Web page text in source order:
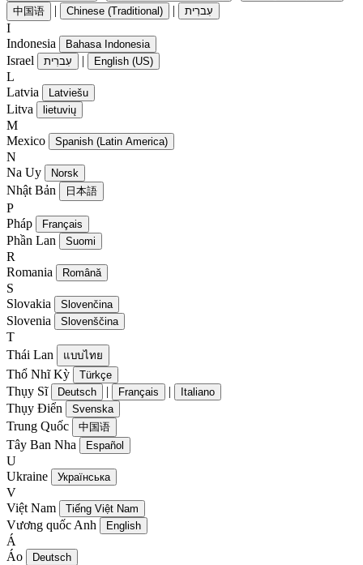
中国语 | Chinese (Traditional) | עִברִית
I
Indonesia
Bahasa Indonesia
Israel עִברִית | English (US)
L
Latvia
Latviešu
Litva lietuvių
M
Mexico
Spanish (Latin America)
N
Na Uy
Norsk
Nhật Bản 日本語
P
Pháp
Français
Phần Lan Suomi
R
Romania
Română
S
Slovakia
Slovenčina
Slovenia Slovenščina
T
Thái Lan
แบบไทย
Thổ Nhĩ Kỳ Türkçe
Thụy Sĩ Deutsch | Français | Italiano
Thụy Điển Svenska
Trung Quốc 中国语
Tây Ban Nha Español
U
Ukraine
Українська
V
Việt Nam
Tiếng Việt Nam
Vương quốc Anh English
Á
Áo
Deutsch